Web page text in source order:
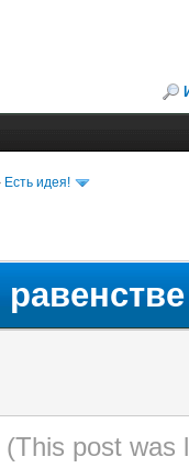
Есть идея!
(This post was